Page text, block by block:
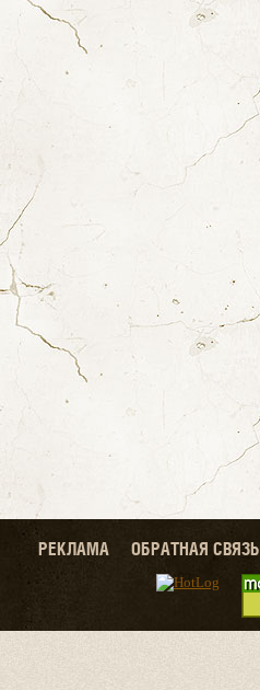
РЕКЛАМА ОБРАТНАЯ СВЯЗЬ